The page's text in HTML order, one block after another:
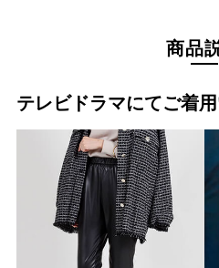
商品
テレビドラマにてご着用